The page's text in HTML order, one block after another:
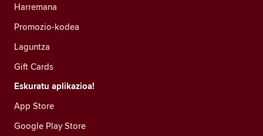
Harremana
Promozio-kodea
Laguntza
Gift Cards
Eskuratu aplikazioa!
App Store
Google Play Store